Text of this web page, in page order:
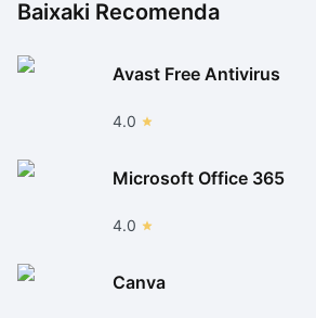
Baixaki Recomenda
Avast Free Antivirus
4.0
Microsoft Office 365
4.0
Canva